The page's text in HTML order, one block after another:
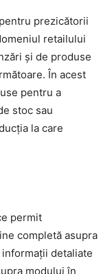
prezicătorii
retailului
și de produse
În acest
pentru a
stoc sau
la care
permit
completă asupra
detaliate
modului în